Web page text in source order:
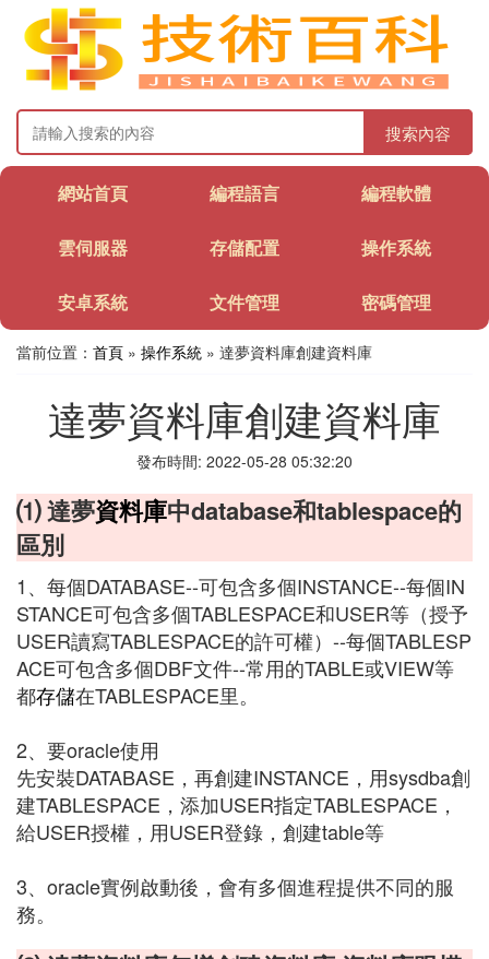
搜索內容
網站首頁 編程語言 編程軟體
雲伺服器 存儲配置 操作系統
安卓系統 文件管理 密碼管理
當前位置： 首頁 » 操作系統 » 達夢資料庫創建資料庫
達夢資料庫創建資料庫
發布時間: 2022-05-28 05:32:20
⑴ 達夢資料庫中database和tablespace的
區別
1、每個DATABASE--可包含多個INSTANCE--每個IN
STANCE可包含多個TABLESPACE和USER等（授予
USER讀寫TABLESPACE的許可權）--每個TABLESP
ACE可包含多個DBF文件--常用的TABLE或VIEW等
都存儲在TABLESPACE里。
2、要oracle使用
先安裝DATABASE，再創建INSTANCE，用sysdba創
建TABLESPACE，添加USER指定TABLESPACE，
給USER授權，用USER登錄，創建table等
3、oracle實例啟動後，會有多個進程提供不同的服
務。